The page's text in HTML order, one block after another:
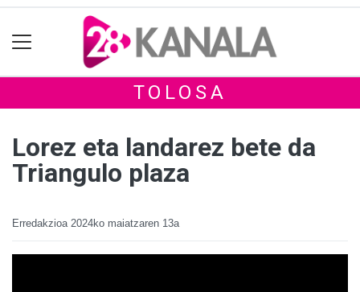
TOLOSA
Lorez eta landarez bete da
Triangulo plaza
Erredakzioa 2024ko maiatzaren 13a